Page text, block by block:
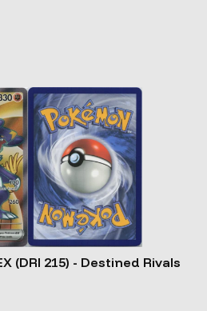
(DRI 215) - Destined Rivals